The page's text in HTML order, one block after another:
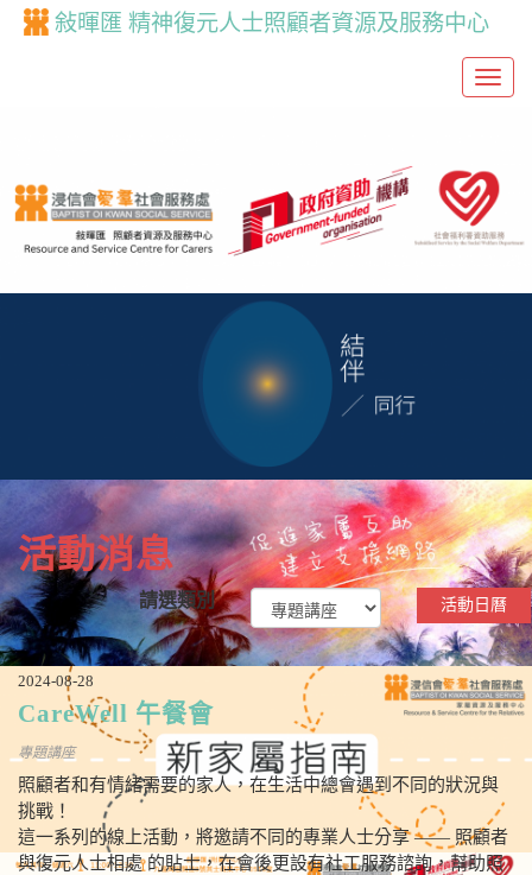
敍暉匯 精神復元人士照顧者資源及服務中心
T
e
n
v
活動消息
請選類別 活動日曆
2024-08-28
CareWell 午餐會
專題講座
照顧者和有情緒需要的家人，在生活中總會遇到不同的狀況與
挑戰！
這一系列的線上活動，將邀請不同的專業人士分享 —— 照顧者
與復元人士相處 的貼士，在會後更設有社工服務諮詢，幫助照